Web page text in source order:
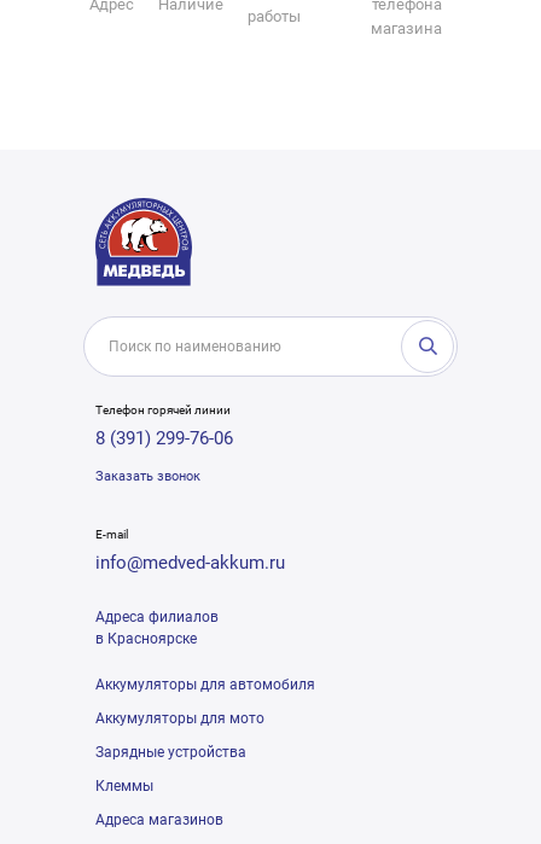
Адрес Наличие
работы
телефона
магазина
Телефон горячей линии
8 (391) 299-76-06
Заказать звонок
E-mail
info@medved-akkum.ru
Адреса филиалов
в Красноярске
Аккумуляторы для автомобиля
Аккумуляторы для мото
Зарядные устройства
Клеммы
Адреса магазинов